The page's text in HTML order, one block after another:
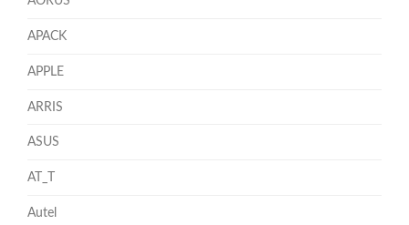
APACK
APPLE
ARRIS
ASUS
AT_T
Autel